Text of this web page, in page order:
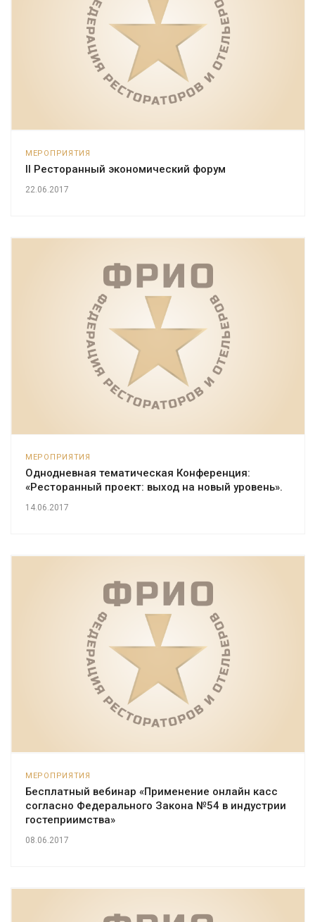
МЕРОПРИЯТИЯ
II Ресторанный экономический форум
22.06.2017
МЕРОПРИЯТИЯ
Однодневная тематическая Конференция:
«Ресторанный проект: выход на новый уровень».
14.06.2017
МЕРОПРИЯТИЯ
Бесплатный вебинар «Применение онлайн касс
согласно Федерального Закона №54 в индустрии
гостеприимства»
08.06.2017